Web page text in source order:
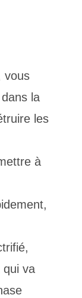
vous
la
les
à
qui va